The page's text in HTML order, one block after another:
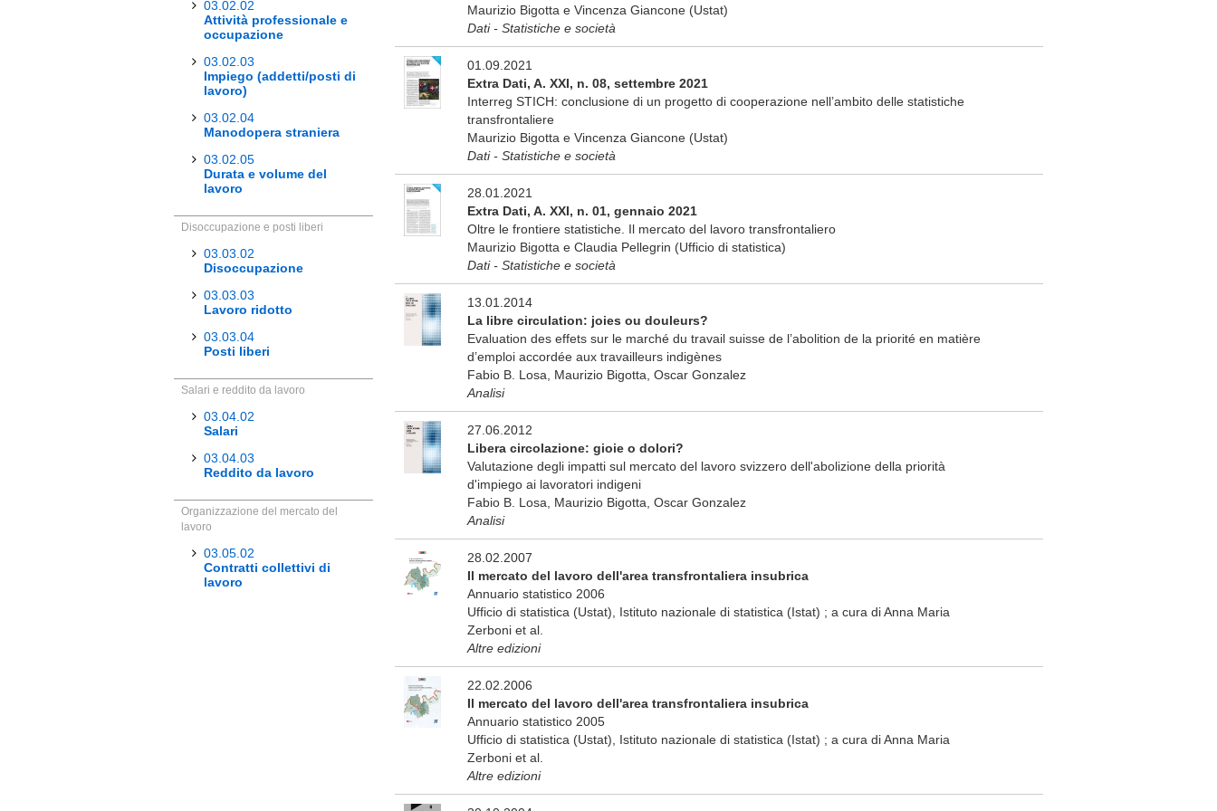
03.02.02
Attività professionale e
occupazione
03.02.03
Impiego (addetti/posti di
lavoro)
03.02.04
Manodopera straniera
03.02.05
Durata e volume del
lavoro
Disoccupazione e posti liberi
03.03.02
Disoccupazione
03.03.03
Lavoro ridotto
03.03.04
Posti liberi
Salari e reddito da lavoro
03.04.02
Salari
03.04.03
Reddito da lavoro
Organizzazione del mercato del
lavoro
03.05.02
Contratti collettivi di
lavoro
Maurizio Bigotta e Vincenza Giancone (Ustat)
Dati - Statistiche e società
01.09.2021
Extra Dati, A. XXI, n. 08, settembre 2021
Interreg STICH: conclusione di un progetto di cooperazione nell’ambito delle statistiche
transfrontaliere
Maurizio Bigotta e Vincenza Giancone (Ustat)
Dati - Statistiche e società
28.01.2021
Extra Dati, A. XXI, n. 01, gennaio 2021
Oltre le frontiere statistiche. Il mercato del lavoro transfrontaliero
Maurizio Bigotta e Claudia Pellegrin (Ufficio di statistica)
Dati - Statistiche e società
13.01.2014
La libre circulation: joies ou douleurs?
Evaluation des effets sur le marché du travail suisse de l’abolition de la priorité en matière
d’emploi accordée aux travailleurs indigènes
Fabio B. Losa, Maurizio Bigotta, Oscar Gonzalez
Analisi
27.06.2012
Libera circolazione: gioie o dolori?
Valutazione degli impatti sul mercato del lavoro svizzero dell'abolizione della priorità
d'impiego ai lavoratori indigeni
Fabio B. Losa, Maurizio Bigotta, Oscar Gonzalez
Analisi
28.02.2007
Il mercato del lavoro dell'area transfrontaliera insubrica
Annuario statistico 2006
Ufficio di statistica (Ustat), Istituto nazionale di statistica (Istat) ; a cura di Anna Maria
Zerboni et al.
Altre edizioni
22.02.2006
Il mercato del lavoro dell'area transfrontaliera insubrica
Annuario statistico 2005
Ufficio di statistica (Ustat), Istituto nazionale di statistica (Istat) ; a cura di Anna Maria
Zerboni et al.
Altre edizioni